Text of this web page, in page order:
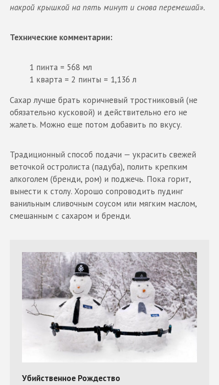
накрой крышкой на пять минут и снова перемешай».
Технические комментарии:
1 пинта = 568 мл
1 кварта = 2 пинты = 1,136 л
Сахар лучше брать коричневый тростниковый (не
обязательно кусковой) и действительно его не
жалеть. Можно еще потом добавить по вкусу.
Традиционный способ подачи — украсить свежей
веточкой остролиста (падуба), полить крепким
алкоголем (бренди, ром) и поджечь. Пока горит,
вынести к столу. Хорошо сопроводить пудинг
ванильным сливочным соусом или мягким маслом,
смешанным с сахаром и бренди.